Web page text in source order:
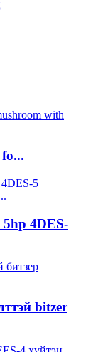
4DES-
bitzer